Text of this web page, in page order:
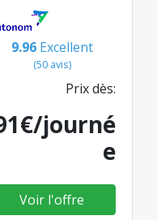
9.96 Excellent
(50 avis)
Prix dès:
journé
e
Voir l'offre